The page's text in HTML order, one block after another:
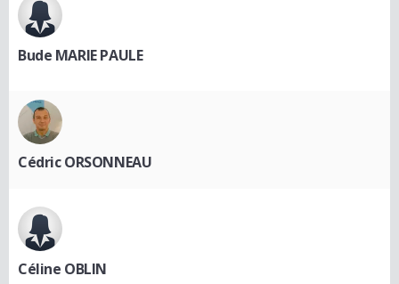
Bude MARIE PAULE
Cédric ORSONNEAU
Céline OBLIN